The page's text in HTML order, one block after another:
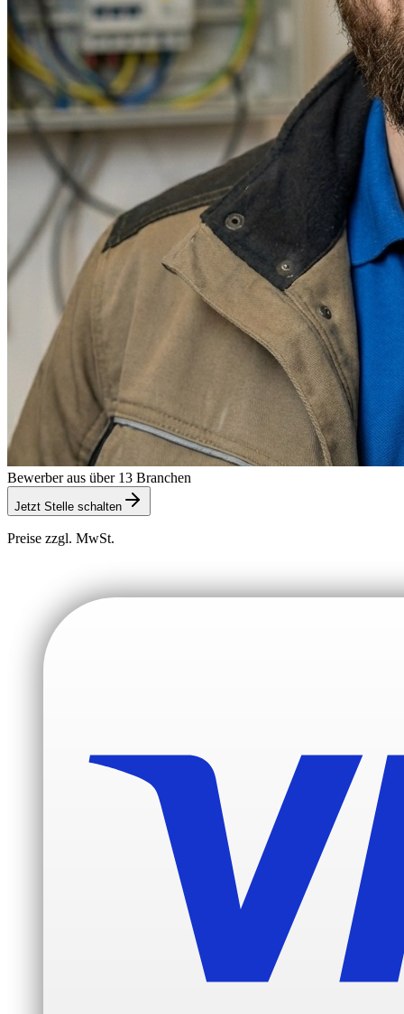
Bewerber aus über 13 Branchen
Jetzt Stelle schalten
Preise zzgl. MwSt.